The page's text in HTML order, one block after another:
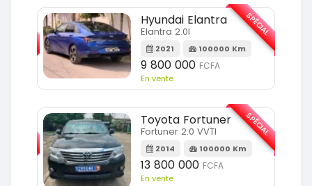
Hyundai Elantra
Elantra 2.0l
2021 100000 Km
9 800 000 FCFA
En vente
SPÉCIAL
Toyota Fortuner
Fortuner 2.0 VVTI
2014 100000 Km
13 800 000 FCFA
En vente
SPÉCIAL